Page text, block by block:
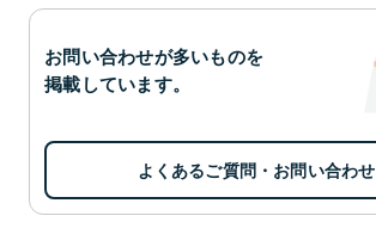
お問い合わせが多いものを
掲載しています。
よくあるご質問・お問い合わせ